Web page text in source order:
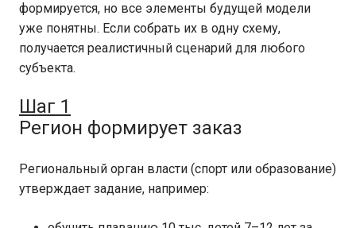
формируется, но все элементы будущей модели
уже понятны. Если собрать их в одну схему,
получается реалистичный сценарий для любого
субъекта.
Шаг 1
Регион формирует заказ
Региональный орган власти (спорт или образование)
утверждает задание, например: